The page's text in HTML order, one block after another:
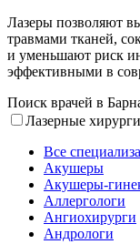
Лазеры позволяют
травмами тканей,
и уменьшают риск
эффективными в
Поиск врачей в
Лазерные хирурги
Все
Акушеры
Акушеры-
Аллергологи
Ангиохирурги
Андрологи